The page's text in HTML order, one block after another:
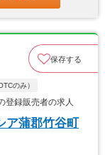
保存する
のみ）
登録販売者の求人
ア蒲郡竹谷町